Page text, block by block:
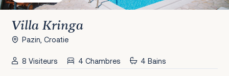
Villa Kringa
Pazin, Croatie
8 Visiteurs 4 Chambres 4 Bains